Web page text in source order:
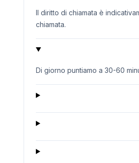
Il diritto di chiamata è
chiamata.
Di giorno puntiamo a 30-60